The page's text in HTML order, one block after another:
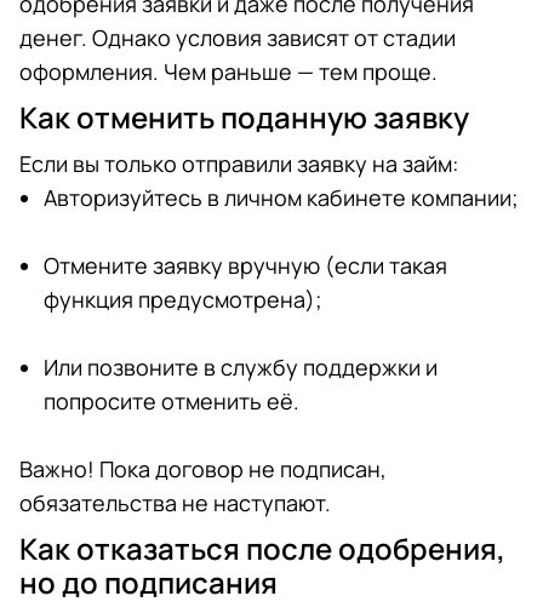
денег. Однако условия зависят от стадии
оформления. Чем раньше — тем проще.
Как отменить поданную заявку
Если вы только отправили заявку на займ:
Авторизуйтесь в личном кабинете компании;
Отмените заявку вручную (если такая
функция предусмотрена);
Или позвоните в службу поддержки и
попросите отменить её.
Важно! Пока договор не подписан,
обязательства не наступают.
Как отказаться после одобрения,
но до подписания